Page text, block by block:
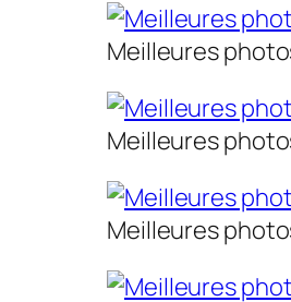
Meilleures
Meilleures
Meilleures